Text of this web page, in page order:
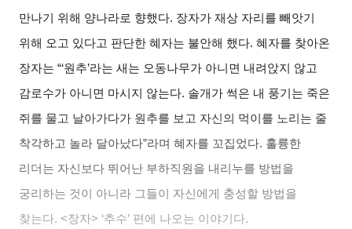
만나기 위해 양나라로 향했다. 장자가 재상 자리를 빼앗기
위해 오고 있다고 판단한 혜자는 불안해 했다.혜자를 찾아온
장자는 “‘원추’라는 새는 오동나무가 아니면 내려앉지 않고
감로수가 아니면 마시지 않는다. 솔개가 썩은 내 풍기는 죽은
쥐를 물고 날아가다가 원추를 보고 자신의 먹이를 노리는 줄
착각하고 놀라 달아났다”라며 혜자를 꼬집었다. 훌륭한
리더는 자신보다 뛰어난 부하직원을 내리누를 방법을
궁리하는 것이 아니라 그들이 자신에게 충성할 방법을
찾는다. <장자> ‘추수’ 편에 나오는 이야기다.